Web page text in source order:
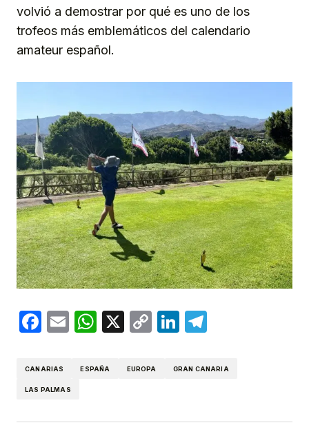
volvió a demostrar por qué es uno de los
trofeos más emblemáticos del calendario
amateur español.
Facebook
EmailWhatsApp
X
CopyLinkedIn
CANARIAS ESPAÑA EUROPA GRAN CANARIA
LAS PALMAS